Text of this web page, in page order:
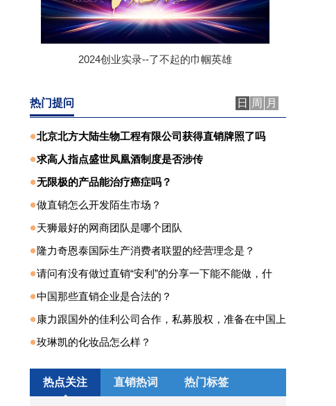
2024创业实录--了不起的巾帼英雄
热门提问 日 周 月
北京北方大陆生物工程有限公司获得直销牌照了吗
求高人指点盛世凤凰酒制度是否涉传
无限极的产品能治疗癌症吗？
做直销怎么开发陌生市场？
天狮最好的网商团队是哪个团队
隆力奇恩泰国际生产消费者联盟的经营理念是？
请问有没有做过直销“安利”的分享一下能不能做，什
中国那些直销企业是合法的？
康力跟国外的佳利公司合作，私募股权，准备在中国上
玫琳凯的化妆品怎么样？
热点关注 直销热词 热门标签